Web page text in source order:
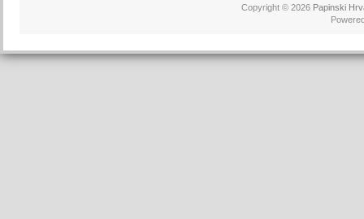
Copyright © 2026 Papinski